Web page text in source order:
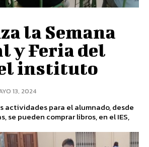
la Semana
y Feria del
instituto
13, 2024
actividades para el alumnado, desde
se pueden comprar libros, en el IES,